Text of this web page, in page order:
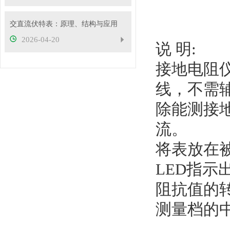
交直流伏特表：原理、结构与应用
2026-04-20
说 明:
接地电阻
线，不需
除能测接
流。
将表放在
LED指示
阻抗值的
测量档的